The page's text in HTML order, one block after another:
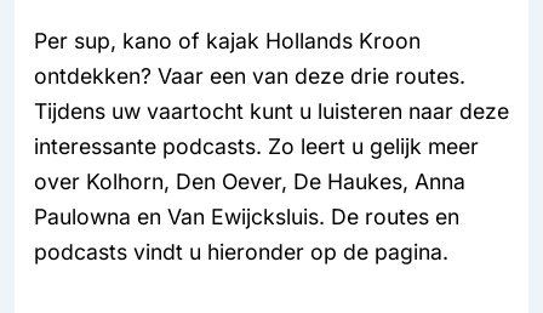
Per sup, kano of kajak Hollands Kroon
ontdekken? Vaar een van deze drie routes.
Tijdens uw vaartocht kunt u luisteren naar deze
interessante podcasts. Zo leert u gelijk meer
over Kolhorn, Den Oever, De Haukes, Anna
Paulowna en Van Ewijcksluis. De routes en
podcasts vindt u hieronder op de pagina.